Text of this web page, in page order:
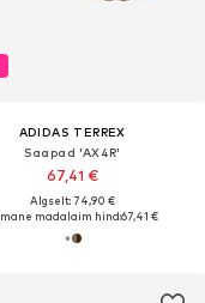
ADIDAS TERREX
Saapad 'AX4R'
67,41 €
Algselt: 74,90 €
madalaim hind:67,41 €